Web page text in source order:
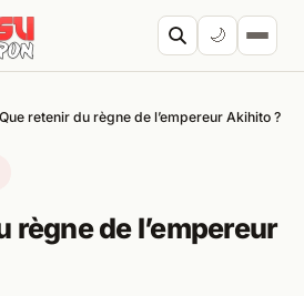
🌙
Que retenir du règne de l’empereur Akihito ?
règne de l’empereur